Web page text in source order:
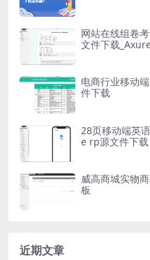
网站在线组卷
文件下载
电商行业移动
件下载
28页移动端英
e rp源文件下载
威高商城实物
板
近期文章